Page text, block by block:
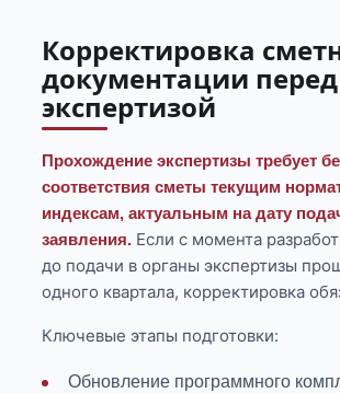
Корректировка
документации перед
экспертизой
Прохождение экспертизы требует
соответствия сметы текущим
индексам, актуальным на дату
заявления. Если с момента
до подачи в органы экспертизы
одного квартала, корректировка
Ключевые этапы подготовки:
Обновление программного